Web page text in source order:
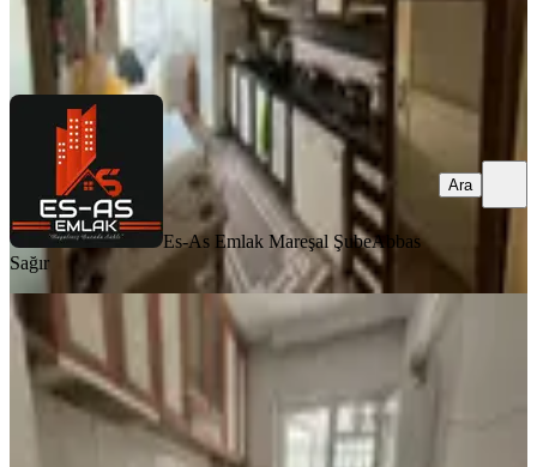
Es-As Emlak Mareşal Şube Abbas Sağır
Ara
Es-As Emlak Mareşal ŞubeAbbas
Sağır
Ara
MANZARALI
Es As'tan Kaçırılmıycak Fırsattt
Mareşal Çakmk Mh Masrafsız 3+1
Sincan, Maraşal Çakmak Mahallesi
3+1·110 m² Bahçe katı·31.07.2026